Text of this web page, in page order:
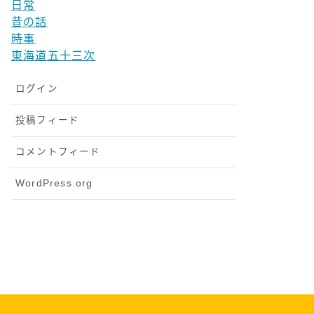
日常
昔の話
時事
東海道五十三次
ログイン
投稿フィード
コメントフィード
WordPress.org